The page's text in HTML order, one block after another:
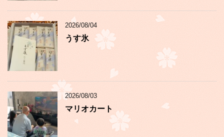
2026/08/04
うす氷
2026/08/03
マリオカート